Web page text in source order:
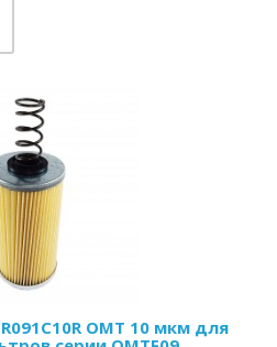
OMT 10 мкм для